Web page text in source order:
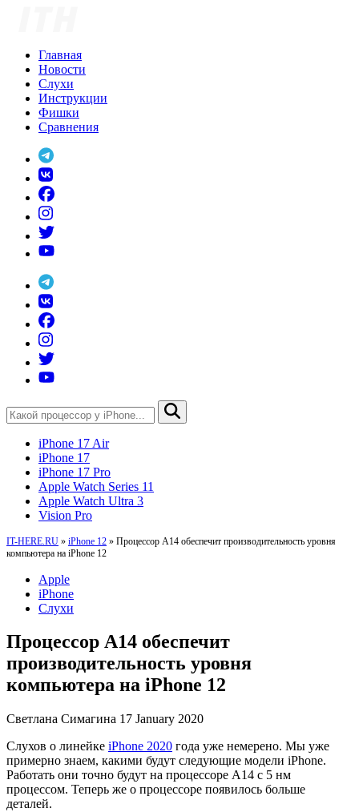
Главная
Новости
Слухи
Инструкции
Фишки
Сравнения
iPhone 17 Air
iPhone 17
iPhone 17 Pro
Apple Watch Series 11
Apple Watch Ultra 3
Vision Pro
IT-HERE.RU » iPhone 12 » Процессор A14 обеспечит производительность уровня
компьютера на iPhone 12
Apple
iPhone
Слухи
Процессор A14 обеспечит
производительность уровня
компьютера на iPhone 12
Светлана Симагина 17 January 2020
Слухов о линейке iPhone 2020 года уже немерено. Мы уже
примерно знаем, какими будут следующие модели iPhone.
Работать они точно будут на процессоре A14 с 5 нм
процессом. Теперь же о процессоре появилось больше
деталей.